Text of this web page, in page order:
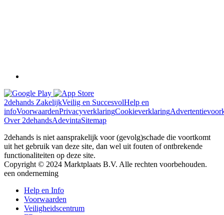
2dehands ZakelijkVeilig en SuccesvolHelp en
infoVoorwaardenPrivacyverklaringCookieverklaring
Over 2dehandsAdevintaSitemap
2dehands is niet aansprakelijk voor (gevolg)schade die voortkomt
uit het gebruik van deze site, dan wel uit fouten of ontbrekende
functionaliteiten op deze site.
Copyright © 2024 Marktplaats B.V. Alle rechten voorbehouden.
een onderneming
Close
Menu
Help en Info
Voorwaarden
Veiligheidscentrum